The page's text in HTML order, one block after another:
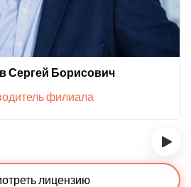
Сергей Борисович
филиала
›
лицензию